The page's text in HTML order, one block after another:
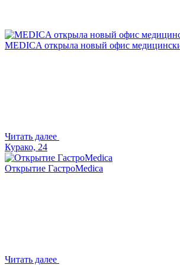
MEDICA открыла новый офис
Читать далее
Курако, 24
Открытие ГастроMedica
Читать далее